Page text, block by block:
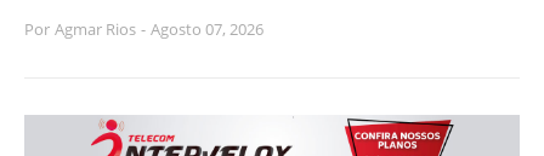
Por Agmar Rios - Agosto 07, 2026